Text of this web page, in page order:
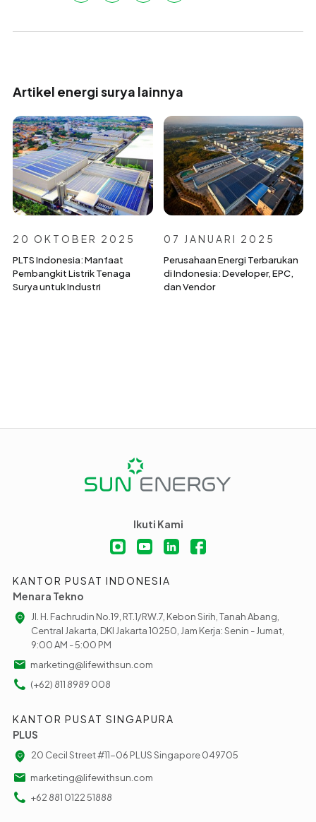
Artikel energi surya lainnya
20 OKTOBER 2025
PLTS Indonesia: Manfaat
Pembangkit Listrik Tenaga
Surya untuk Industri
07 JANUARI 2025
Perusahaan Energi Terbarukan
di Indonesia: Developer, EPC,
dan Vendor
Ikuti Kami
KANTOR PUSAT INDONESIA
Menara Tekno
Jl. H. Fachrudin No.19, RT.1/RW.7, Kebon Sirih, Tanah Abang,
Central Jakarta, DKI Jakarta 10250, Jam Kerja: Senin - Jumat,
9:00 AM - 5:00 PM
marketing@lifewithsun.com
(+62) 811 8989 008
KANTOR PUSAT SINGAPURA
PLUS
20 Cecil Street #11-06 PLUS Singapore 049705
marketing@lifewithsun.com
+62 881 0122 51888